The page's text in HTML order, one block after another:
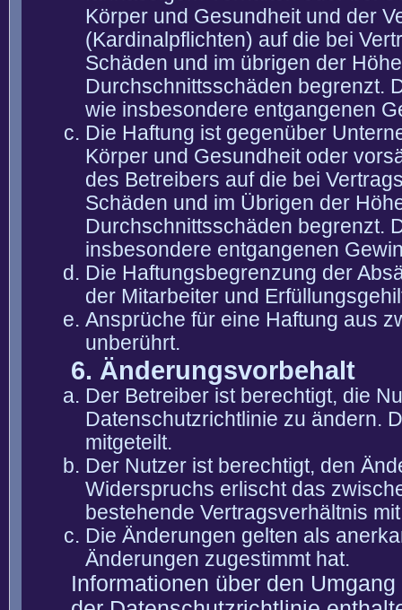
Körper und Gesundheit und der
(Kardinalpflichten) auf die bei
Schäden und im übrigen der
Durchschnittsschäden begrenzt.
wie insbesondere entgangenen
Die Haftung ist gegenüber
Körper und Gesundheit oder
des Betreibers auf die bei
Schäden und im Übrigen der
Durchschnittsschäden begrenzt.
insbesondere entgangenen
Die Haftungsbegrenzung der
der Mitarbeiter und
Ansprüche für eine Haftung aus
unberührt.
6. Änderungsvorbehalt
Der Betreiber ist berechtigt, die
Datenschutzrichtlinie zu ändern.
mitgeteilt.
Der Nutzer ist berechtigt, den
Widerspruchs erlischt das
bestehende Vertragsverhältnis
Die Änderungen gelten als
Änderungen zugestimmt hat.
Informationen über den